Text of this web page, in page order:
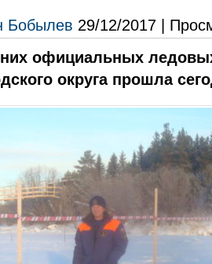
Бобылев 29/12/2017 |
официальных
округа прошла